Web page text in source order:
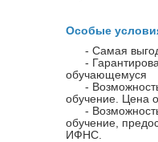
Особые
- Самая
-
обучающемуся
- Возможность
обучение. Цена
- Возможность
обучение,
ИФНС.